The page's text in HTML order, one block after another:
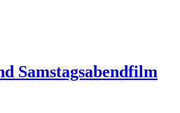
Samstagsabendfilm